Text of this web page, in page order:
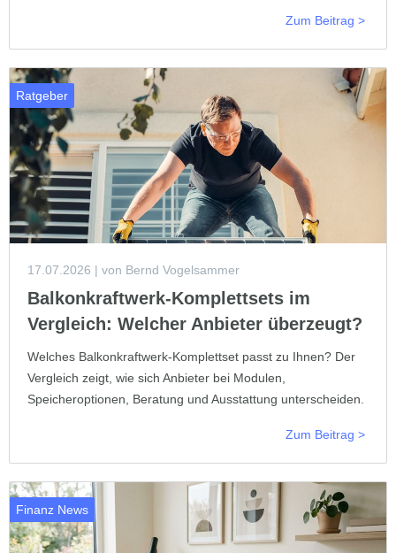
Zum Beitrag >
Ratgeber
17.07.2026 | von Bernd Vogelsammer
Balkonkraftwerk-Komplettsets im
Vergleich: Welcher Anbieter überzeugt?
Welches Balkonkraftwerk-Komplettset passt zu Ihnen? Der
Vergleich zeigt, wie sich Anbieter bei Modulen,
Speicheroptionen, Beratung und Ausstattung unterscheiden.
Zum Beitrag >
Finanz News